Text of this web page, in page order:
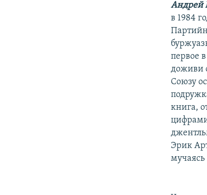
Андрей
в 1984
первое
доживи
Союзу
книга,
Эрик